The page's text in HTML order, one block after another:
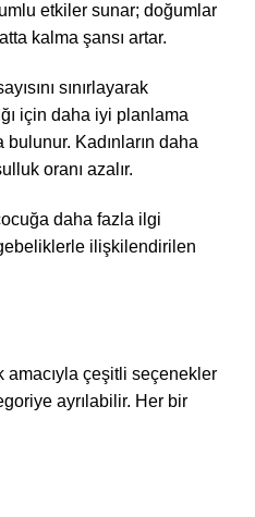
etkiler sunar; doğumlar
kalma şansı artar.
sınırlayarak
için daha iyi planlama
bulunur. Kadınların daha
oranı azalır.
daha fazla ilgi
ilişkilendirilen
amacıyla çeşitli seçenekler
ayrılabilir. Her bir